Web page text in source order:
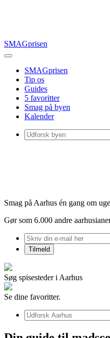
SMAGprisen
SMAGprisen
Tip os
Guides
5 favoritter
Smag på byen
Kalender
Smag på Aarhus én gang om
Gør som 6.000 andre
Søg spisesteder i Aarhus
Se dine favoritter.